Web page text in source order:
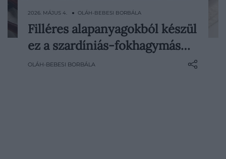
Vannak ételek, amelyek elsőre
szerénynek tűnnek, mégis többet adnak,
mint amit a hozzávalók listája alapján
2026. MÁJUS 4. ● OLÁH-BEBESI BORBÁLA
Filléres alapanyagokból készül
ez a szardíniás-fokhagymás…
OLÁH-BEBESI BORBÁLA